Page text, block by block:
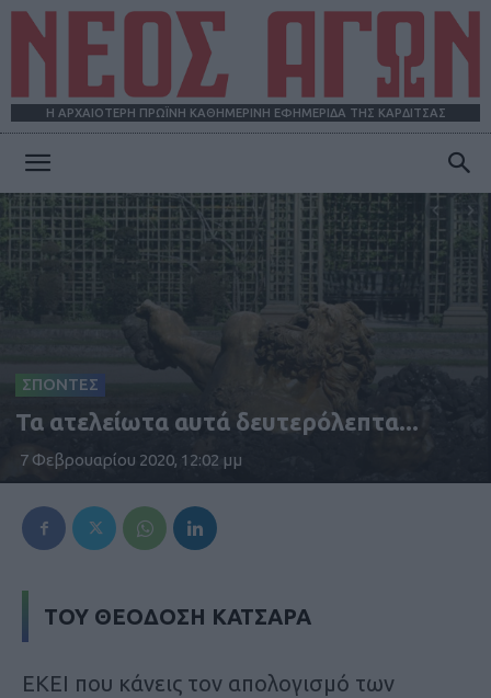
Η ΑΡΧΑΙΟΤΕΡΗ ΠΡΩΪΝΗ ΚΑΘΗΜΕΡΙΝΗ ΕΦΗΜΕΡΙΔΑ ΤΗΣ ΚΑΡΔΙΤΣΑΣ
ΑΓΩΝ
ΣΠΟΝΤΕΣ
Τα ατελείωτα αυτά δευτερόλεπτα...
7 Φεβρουαρίου 2020, 12:02 μμ
ΤΟΥ ΘΕΟΔΟΣΗ ΚΑΤΣΑΡΑ
ΕΚΕΙ που κάνεις τον απολογισμό των